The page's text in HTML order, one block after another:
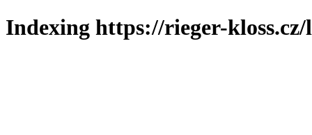
Indexing https://rieger-